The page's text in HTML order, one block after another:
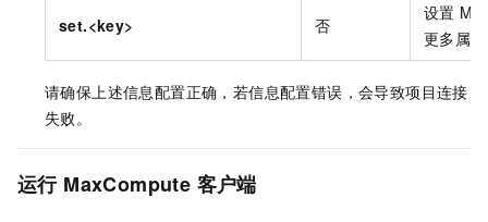
set.<key> 否
设置
更多属
请确保上述信息配置正确，若信息配置错误，会导致项目连接
失败。
运行 MaxCompute 客户端